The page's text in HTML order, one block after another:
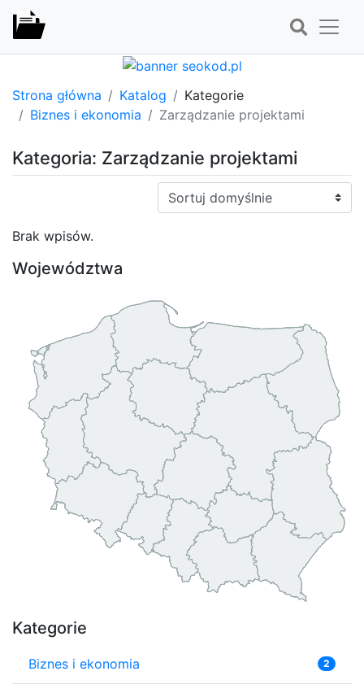
Strona główna Katalog
Kategorie
Biznes i ekonomia
Zarządzanie projektami
Kategoria: Zarządzanie projektami
Sortuj:
Brak wpisów.
Województwa
Kategorie
Biznes i ekonomia 2